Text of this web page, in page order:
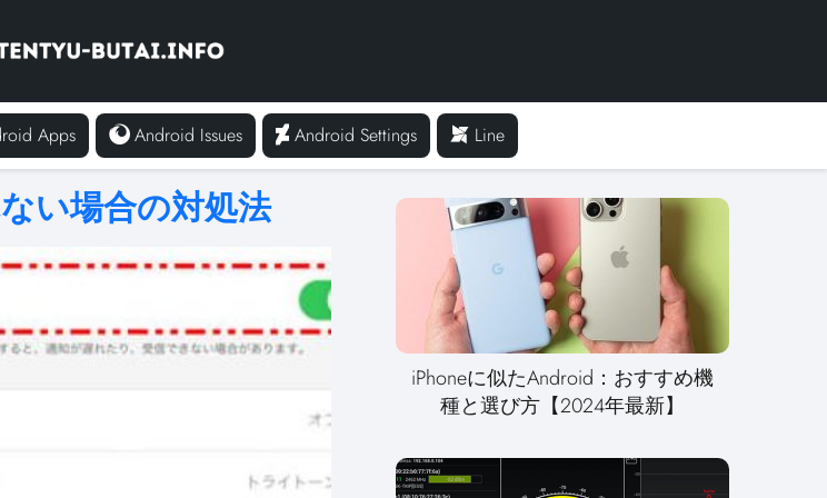
Apps Android Issues Android Settings Line
い場合の対処法
iPhoneに似たAndroid：おすすめ機
種と選び方【2024年最新】